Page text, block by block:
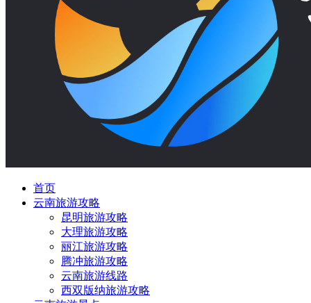
首页
云南旅游攻略
昆明旅游攻略
大理旅游攻略
丽江旅游攻略
腾冲旅游攻略
云南旅游线路
西双版纳旅游攻略